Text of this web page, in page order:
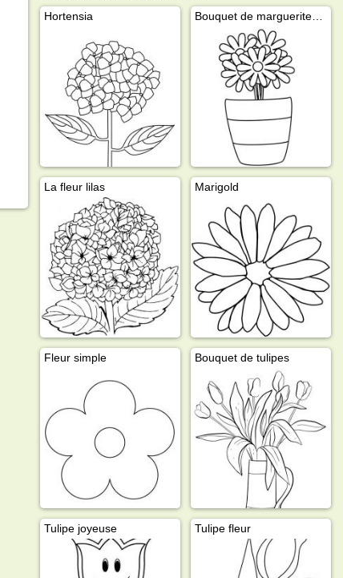
Hortensia Bouquet de marguerites dans un vase
La fleur lilas Marigold
Fleur simple Bouquet de tulipes
Tulipe joyeuse Tulipe fleur